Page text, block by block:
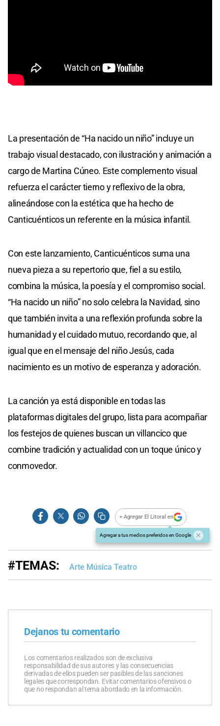
La presentación de “Ha nacido un niño” incluye un
trabajo visual destacado, con ilustración y animación a
cargo de Martina Cúneo. Este complemento visual
refuerza el carácter tierno y reflexivo de la obra,
alineándose con la estética que ha hecho de
Canticuénticos un referente en la música infantil.
Con este lanzamiento, Canticuénticos suma una
nueva pieza a su repertorio que, fiel a su estilo,
combina la música, la poesía y el compromiso social.
“Ha nacido un niño” no solo celebra la Navidad, sino
que también invita a una reflexión profunda sobre la
humanidad y el cuidado mutuo, recordando que, al
igual que en el mensaje del niño Jesús, cada
nacimiento es un motivo de esperanza y adoración.
La canción ya está disponible en todas las
plataformas digitales del grupo, lista para acompañar
los festejos de quienes buscan un villancico que
combine tradición y actualidad con un toque único y
conmovedor.
+ Agregar El Litoral en
Agregar a tus medios preferidos en Google
#TEMAS: Arte Música Teatro
Dejanos tu comentario
Los comentarios realizados son de exclusiva
responsabilidad de sus autores y las consecuencias
derivadas de ellos pueden ser pasibles de las sanciones
legales que correspondan. Evitar comentarios ofensivos o
que no respondan al tema abordado en la información.